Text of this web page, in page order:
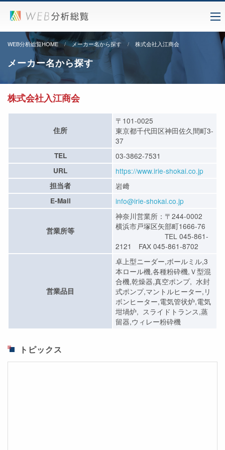
WEB分析総覧HOME メーカー名から探す 株式会社入江商会
メーカー名から探す
株式会社入江商会
住所
〒101-0025
東京都千代田区神田佐久間町3-
37
TEL 03-3862-7531
URL https://www.irie-shokai.co.jp
担当者 岩﨑
E-Mail info@irie-shokai.co.jp
営業所等
神奈川営業所：〒244-0002
横浜市戸塚区矢部町1666-76
TEL 045-861-
2121 FAX 045-861-8702
営業品目
卓上型ニーダー,ボールミル,3
本ロール機,各種粉砕機,Ｖ型混
合機,乾燥器,真空ポンプ, 水封
式ポンプ,マントルヒーター,リ
ボンヒーター,電気管状炉,電気
坩堝炉, スライドトランス,蒸
留器,ウィレー粉砕機
トピックス